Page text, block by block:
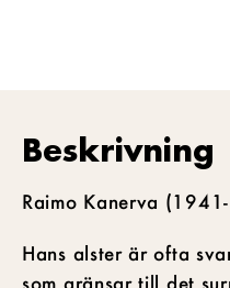
Beskrivning
Raimo Kanerva
Hans alster är ofta
som gränsar till det